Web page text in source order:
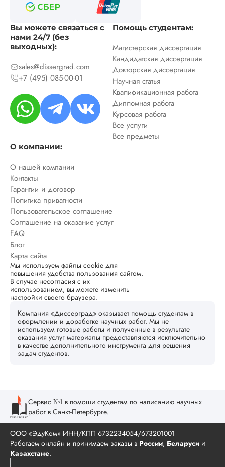
Вы можете связаться с
нами 24/7 (без
выходных):
sales@dissergrad.com
+7 (495) 085-00-01
Помощь студентам:
Магистерская диссертация
Кандидатская диссертация
Докторская диссертация
Научная статья
Квалификационная работа
Дипломная работа
Курсовая работа
Все услуги
Все предметы
О компании:
О нашей компании
Контакты
Гарантии и договор
Политика приватности
Пользовательское соглашение
Соглашение на оказание услуг
FAQ
Блог
Карта сайта
Мы используем файлы cookie для
повышения удобства пользования сайтом.
В случае несогласия с их
использованием, вы можете изменить
настройки своего браузера.
Компания «Диссерград» оказывает помощь студентам в
оформлении и доработке научных работ. Мы не
используем готовые работы и полученные в результате
оказания услуг материалы предоставляются исключительно
в качестве дополнительного инструмента для решения
задач студентов.
Сервис №1 в помощи студентам по написанию научных
работ в Санкт-Петербурге.
ООО «ЭдуКом» ИНН/КПП 6732234054/673201001
Работаем онлайн и принимаем заказы в России, Беларуси и
Казахстане.